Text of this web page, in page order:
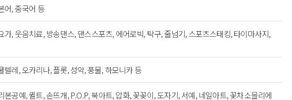
어, 중국어 등
가, 웃음치료, 방송댄스, 댄스스포츠, 에어로빅, 탁구, 줄넘기, 스포츠스태킹, 타이마사지,
렐레, 오카리나, 플롯, 성악, 풍물, 하모니카 등
본공예, 퀼트, 손뜨개, P.O.P, 북아트, 압화, 꽃꽂이, 도자기, 서예, 네일아트, 꽃차소믈리에